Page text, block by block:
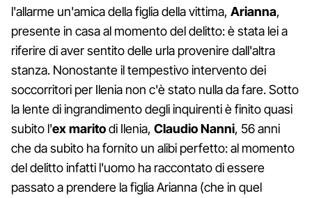
l'allarme un'amica della figlia della vittima, Arianna,
presente in casa al momento del delitto: è stata lei a
riferire di aver sentito delle urla provenire dall'altra
stanza. Nonostante il tempestivo intervento dei
soccorritori per Ilenia non c'è stato nulla da fare. Sotto
la lente di ingrandimento degli inquirenti è finito quasi
subito l'ex maritodi Ilenia, Claudio Nanni, 56 anni
che da subito ha fornito un alibi perfetto: al momento
del delitto infatti l'uomo ha raccontato di essere
passato a prendere la figlia Arianna (che in quel